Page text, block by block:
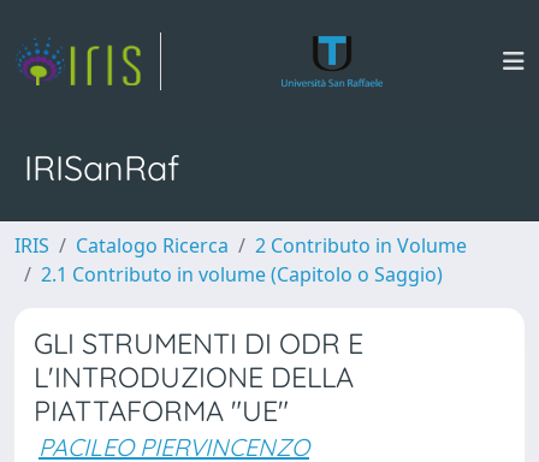
IRISanRaf
IRIS Catalogo Ricerca
2 Contributo in Volume
2.1 Contributo in volume (Capitolo o Saggio)
GLI STRUMENTI DI ODR E
L'INTRODUZIONE DELLA
PIATTAFORMA "UE"
PACILEO PIERVINCENZO